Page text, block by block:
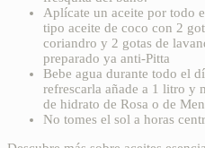
Aplícate un aceite por todo
tipo aceite de coco con 2
coriandro y 2 gotas de
preparado ya anti-Pitta
Bebe agua durante todo el
refrescarla añade a 1 litro y
de hidrato de Rosa o de
No tomes el sol a horas